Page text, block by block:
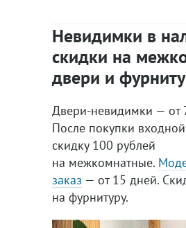
Невидимки в
скидки на
двери и
Двери-невидимки — от
После покупки
скидку 100 рублей
на межкомнатные.
заказ — от 15 дней.
на фурнитуру.